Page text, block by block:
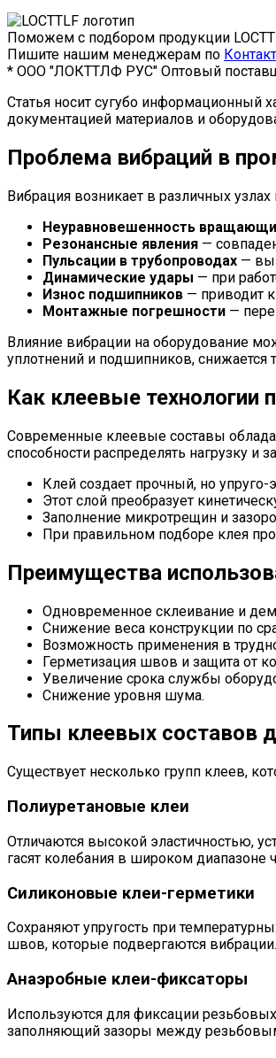
Поможем с подбором продукции
Пишите нашим менеджерам по
* ООО "ЛОКТТЛФ РУС" Оптовый
Статья носит сугубо информационный
документацией материалов и
Проблема вибраций в
Вибрация возникает в различных
Неуравновешенность
Резонансные явления —
Пульсации в трубопроводах —
Динамические удары — при
Износ подшипников — приводит
Монтажные погрешности —
Влияние вибрации на оборудование
уплотнений и подшипников, снижается
Как клеевые технологии
Современные клеевые составы
способности распределять нагрузку
Клей создает прочный, но
Этот слой преобразует
Заполнение микротрещин и
При правильном подборе клея
Преимущества
Одновременное склеивание и
Снижение веса конструкции по
Возможность применения в
Герметизация швов и защита от
Увеличение срока службы
Снижение уровня шума.
Типы клеевых составов
Существует несколько групп клеев,
Полиуретановые клеи
Отличаются высокой эластичностью,
гасят колебания в широком диапазоне
Силиконовые клеи-герметики
Сохраняют упругость при
швов, которые подвергаются вибрации.
Анаэробные клеи-фиксаторы
Используются для фиксации
заполняющий зазоры между